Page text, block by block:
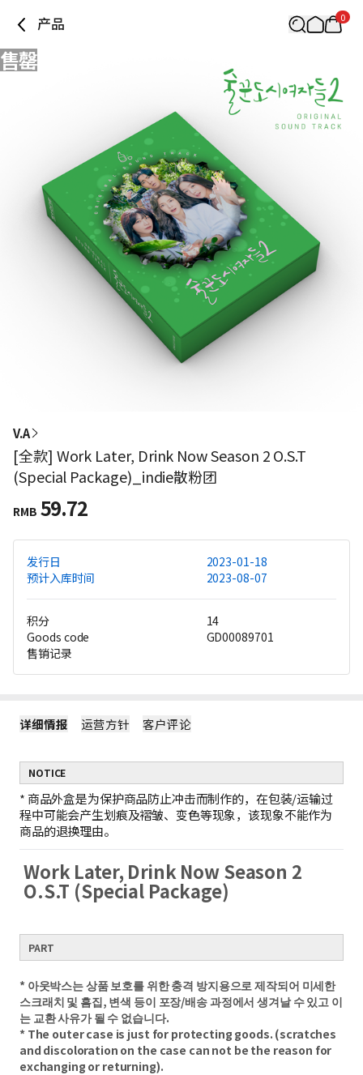
产品 0
售罄
V.A
[全款] Work Later, Drink Now Season 2 O.S.T
(Special Package)_indie散粉团
RMB 59.72
发行日
2023-01-18
预计入库时间
2023-08-07
积分
14
Goods code
GD00089701
售销记录
详细情报 运营方针 客户评论
NOTICE
* 商品外盒是为保护商品防止冲击而制作的，在包装/运输过
程中可能会产生划痕及褶皱、变色等现象，该现象不能作为
商品的退换理由。
Work Later, Drink Now Season 2
O.S.T (Special Package)
PART
* 아웃박스는 상품 보호를 위한 충격 방지용으로 제작되어 미세한
스크래치 및 흠집, 변색 등이 포장/배송 과정에서 생겨날 수 있고 이
는 교환 사유가 될 수 없습니다.
* The outer case is just for protecting goods. (scratches
and discoloration on the case can not be the reason for
exchanging or returning).